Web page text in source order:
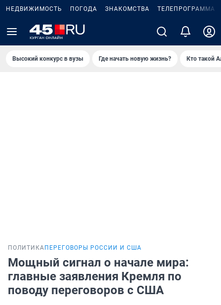
НЕДВИЖИМОСТЬ ПОГОДА ЗНАКОМСТВА ТЕЛЕПРОГРАММА
Высокий конкурс в вузы Где начать новую жизнь? Кто такой
ПОЛИТИКА ПЕРЕГОВОРЫ РОССИИ И США
Мощный сигнал о начале мира:
главные заявления Кремля по
поводу переговоров с США